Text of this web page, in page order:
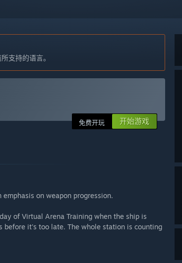
支持的语言。
免费开玩 开始游戏
on weapon progression.
of Virtual Arena Training when the ship is
before it's too late. The whole station is counting